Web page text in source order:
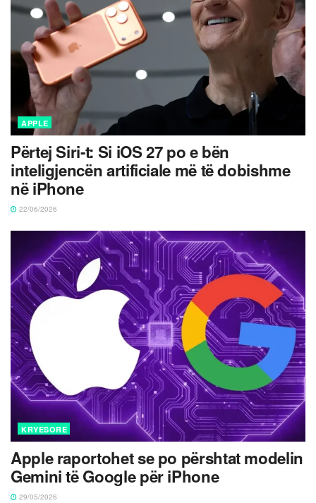
APPLE
Përtej Siri-t: Si iOS 27 po e bën
inteligjencën artificiale më të dobishme
në iPhone
22/06/2026
KRYESORE
Apple raportohet se po përshtat modelin
Gemini të Google për iPhone
29/05/2026